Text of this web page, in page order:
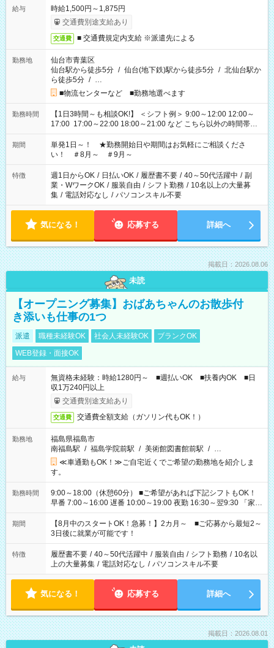
給与
時給1,500円～1,875円
交通費別途支給あり
交通費 ■ 交通費規定内支給 ※派遣先による
勤務地
仙台市青葉区
仙台駅から徒歩5分 / 仙台(地下鉄)駅から徒歩5分 / 北仙台駅か
ら徒歩5分 / …
■物流センターなど ■勤務地選べます
勤務時間
【1日3時間～も相談OK!】 ＜シフト例＞ 9:00～12:00 12:00～
17:00 17:00～22:00 18:00～21:00 など こちら以外の時間帯も
お気軽にご相談ください！
期間
単発1日～！ ★勤務開始日や期間はお気軽にご相談くださ
い！ ＃8月～ ＃9月～
特徴 週1日からOK / 日払いOK / 履歴書不要 / 40～50代活躍中 / 副
業・WワークOK / 服装自由 / シフト勤務 / 10名以上の大量募
集 / 電話対応なし / パソコンスキル不要
気になる！ 応募する 詳細へ
掲載日：2026.08.06
未読
【オープニング募集】おばあちゃんのお散歩付
き添いも仕事の1つ
派遣 職種未経験OK 社会人未経験OK
ブランクOK
WEB登録・面接OK
給与
無資格未経験：時給1280円～ ■週払いOK ■扶養内OK ■日
収1万240円以上
交通費別途支給あり
交通費 交通費全額支給（ガソリン代もOK！）
勤務地
福島県福島市
南福島駅 / 福島学院前駅 / 美術館図書館前駅 / …
≪車通勤もOK！≫ご自宅近くでご希望の勤務地を紹介しま
す。
勤務時間
9:00～18:00（休憩60分） ■ご希望があれば下記シフトもOK！
早番 7:00～16:00 遅番 10:00～19:00 夜勤 16:30～翌9:30 「家族
と休みを合わせたい」 「余裕を持って夕飯の準備がしたい」
「できれば残業はしたくない」 など、ご希望を教えてください
ね。 ※Wワーク希望の方へ 今ご覧のお仕事で希望する勤務時間
と、もう1つのお仕事の勤務時間。 合計で週40時間を超える場
合は応募できません。
期間
【8月中のスタートOK！急募！】2カ月～ ■ご応募から最短2～
3日後に就業が可能です！
特徴 履歴書不要 / 40～50代活躍中 / 服装自由 / シフト勤務 / 10名以
上の大量募集 / 電話対応なし / パソコンスキル不要
気になる！ 応募する 詳細へ
掲載日：2026.08.01